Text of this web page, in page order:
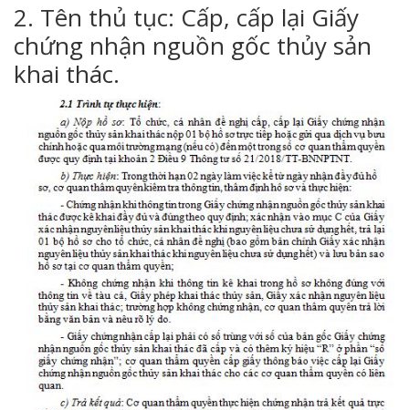
2. Tên thủ tục: Cấp, cấp lại Giấy
chứng nhận nguồn gốc thủy sản
khai thác.